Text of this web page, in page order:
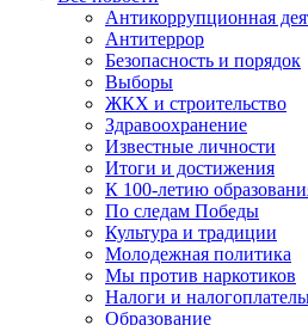
Антикоррупционная
Антитеррор
Безопасность и порядок
Выборы
ЖКХ и строительство
Здравоохранение
Известные личности
Итоги и достижения
К 100-летию
По следам Победы
Культура и традиции
Молодежная политика
Мы против наркотиков
Налоги и
Образование